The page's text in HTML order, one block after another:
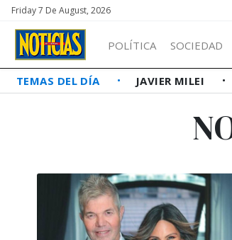
Friday 7 De August, 2026
POLÍTICA SOCIEDAD
TEMAS DEL DÍA JAVIER MILEI